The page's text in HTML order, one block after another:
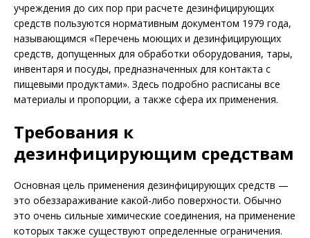
учреждения до сих пор при расчете дезинфицирующих
средств пользуются нормативным документом 1979 года,
называющимся «Перечень моющих и дезинфицирующих
средств, допущенных для обработки оборудования, тары,
инвентаря и посуды, предназначенных для контакта с
пищевыми продуктами». Здесь подробно расписаны все
материалы и пропорции, а также сфера их применения.
Требования к
дезинфицирующим средствам
Основная цель применения дезинфицирующих средств —
это обеззараживание какой-либо поверхности. Обычно
это очень сильные химические соединения, на применение
которых также существуют определенные ограничения.